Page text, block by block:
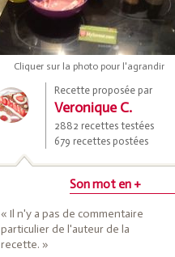
Cliquer sur la photo pour l'agrandir
Recette proposée par
Veronique C.
2882 recettes testées
679 recettes postées
Son mot en +
« Il n'y a pas de commentaire
particulier de l'auteur de la
recette. »